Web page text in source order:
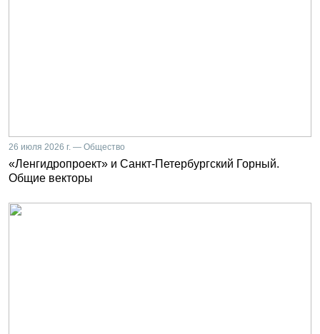
26 июля 2026 г. — Общество
«Ленгидропроект» и Санкт-Петербургский Горный.
Общие векторы